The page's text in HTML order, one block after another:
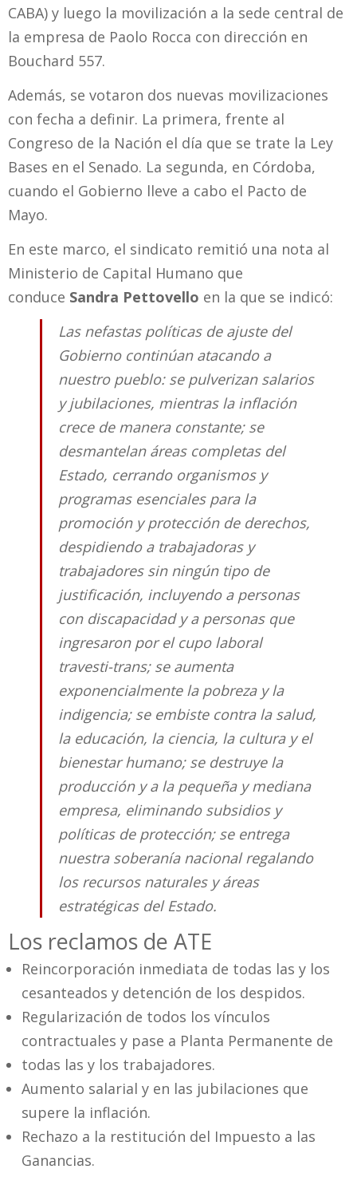
CABA) y luego la movilización a la sede central de
la empresa de Paolo Rocca con dirección en
Bouchard 557.
Además, se votaron dos nuevas movilizaciones
con fecha a definir. La primera, frente al
Congreso de la Nación el día que se trate la Ley
Bases en el Senado. La segunda, en Córdoba,
cuando el Gobierno lleve a cabo el Pacto de
Mayo.
En este marco, el sindicato remitió una nota al
Ministerio de Capital Humano que
conduce Sandra Pettovello en la que se indicó:
Las nefastas políticas de ajuste del
Gobierno continúan atacando a
nuestro pueblo: se pulverizan salarios
y jubilaciones, mientras la inflación
crece de manera constante; se
desmantelan áreas completas del
Estado, cerrando organismos y
programas esenciales para la
promoción y protección de derechos,
despidiendo a trabajadoras y
trabajadores sin ningún tipo de
justificación, incluyendo a personas
con discapacidad y a personas que
ingresaron por el cupo laboral
travesti-trans; se aumenta
exponencialmente la pobreza y la
indigencia; se embiste contra la salud,
la educación, la ciencia, la cultura y el
bienestar humano; se destruye la
producción y a la pequeña y mediana
empresa, eliminando subsidios y
políticas de protección; se entrega
nuestra soberanía nacional regalando
los recursos naturales y áreas
estratégicas del Estado.
Los reclamos de ATE
Reincorporación inmediata de todas las y los
cesanteados y detención de los despidos.
Regularización de todos los vínculos
contractuales y pase a Planta Permanente de
todas las y los trabajadores.
Aumento salarial y en las jubilaciones que
supere la inflación.
Rechazo a la restitución del Impuesto a las
Ganancias.